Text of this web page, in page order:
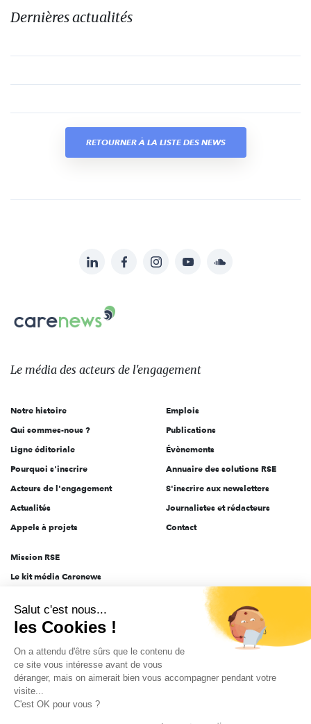
Dernières actualités
RETOURNER À LA LISTE DES NEWS
sur:
LinkedInFacebookInstagramYouTubeSoundcloud
Le
des
l'engagement
Le média des acteurs de l'engagement
Notre histoire
Qui sommes-nous ?
Ligne éditoriale
Pourquoi s'inscrire
Acteurs de l'engagement
Actualités
Appels à projets
Emplois
Publications
Évènements
Annuaire des solutions RSE
S'inscrire aux newsletters
Journalistes et rédacteurs
Contact
Mission RSE
Le kit média Carenews
AEF info
Novethic
PRODURABLE
Inclusiv Day
Salut c'est nous...
les Cookies !
On a attendu d'être sûrs que le contenu de
ce site vous intéresse avant de vous
déranger, mais on aimerait bien vous accompagner pendant votre
visite...
C'est OK pour vous ?